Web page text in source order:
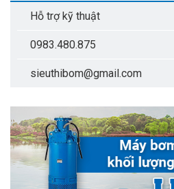
Hỗ trợ kỹ thuật
0983.480.875
sieuthibom@gmail.com